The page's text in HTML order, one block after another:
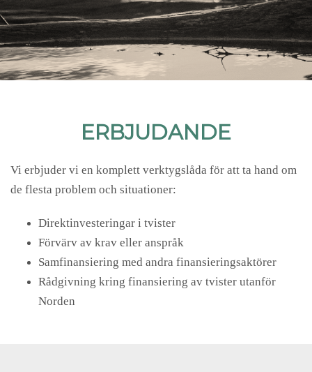
ERBJUDANDE
Vi erbjuder vi en komplett verktygslåda för att ta hand om
de flesta problem och situationer:
Direktinvesteringar i tvister
Förvärv av krav eller anspråk
Samfinansiering med andra finansieringsaktörer
Rådgivning kring finansiering av tvister utanför
Norden